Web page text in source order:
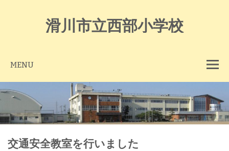
滑川市立西部小学校
MENU
交通安全教室を行いました